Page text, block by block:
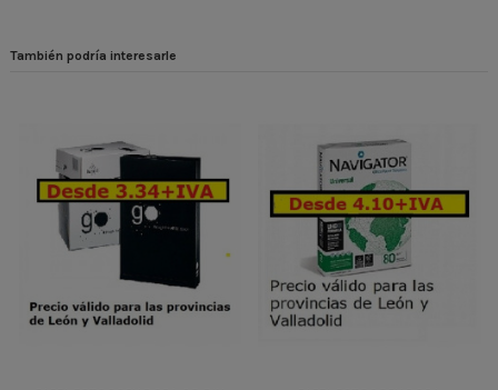
También podría interesarle